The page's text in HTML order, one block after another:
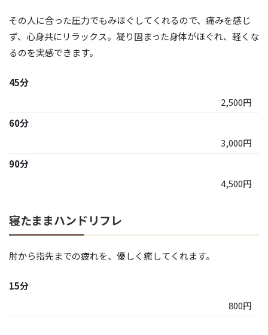
その人に合った圧力でもみほぐしてくれるので、痛みを感じ
ず、心身共にリラックス。凝り固まった身体がほぐれ、軽くな
るのを実感できます。
45分
2,500円
60分
3,000円
90分
4,500円
寝たままハンドリフレ
肘から指先までの疲れを、優しく癒してくれます。
15分
800円